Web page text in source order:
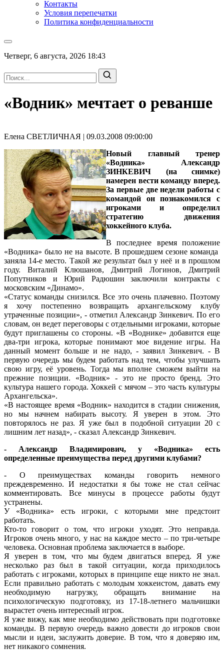
Контакты
Условия перепечатки
Политика конфиденциальности
Четверг, 6 августа, 2026 18:43
«Водник» мечтает о реванше
Елена СВЕТЛИЧНАЯ | 09.03.2008 09:00:00
Новый главный тренер
«Водника» Александр
ЗИНКЕВИЧ (на снимке)
намерен вести команду вперед.
За первые две недели работы с
командой он познакомился с
игроками и определил
стратегию движения
хоккейного клуба.
В последнее время положение
«Водника» было не на высоте. В прошедшем сезоне команда
заняла 14-е место. Такой же результат был у неё и в прошлом
году. Виталий Клюшанов, Дмитрий Логинов, Дмитрий
Попутников и Юрий Радюшин заключили контракты с
московским «Динамо».
«Статус команды снизился. Все это очень плачевно. Поэтому
я хочу постепенно возвращать архангельскому клубу
утраченные позиции», - отметил Александр Зинкевич. По его
словам, он ведет переговоры с отдельными игроками, которые
будут приглашены со стороны. «В «Воднике» добавится еще
два-три игрока, которые понимают мое видение игры. На
данный момент больше и не надо, - заявил Зинкевич. - В
первую очередь мы будем работать над тем, чтобы улучшать
свою игру, её уровень. Тогда мы вполне сможем выйти на
прежние позиции. «Водник» - это не просто бренд. Это
культура нашего города. Хоккей с мячом – это часть культуры
Архангельска».
«В настоящее время «Водник» находится в стадии снижения,
но мы начнем набирать высоту. Я уверен в этом. Это
повторялось не раз. Я уже был в подобной ситуации 20 с
лишним лет назад», - сказал Александр Зинкевич.
- Александр Владимирович, у «Водника» есть
определенные преимущества перед другими клубами?
- О преимуществах команды говорить немного
преждевременно. И недостатки я бы тоже не стал сейчас
комментировать. Все минусы в процессе работы будут
устранены.
У «Водника» есть игроки, с которыми мне предстоит
работать.
Кто-то говорит о том, что игроки уходят. Это неправда.
Игроков очень много, у нас на каждое место – по три-четыре
человека. Основная проблема заключается в выборе.
Я уверен в том, что мы будем двигаться вперед. Я уже
несколько раз был в такой ситуации, когда приходилось
работать с игроками, которых в принципе еще никто не знал.
Если правильно работать с молодым хоккеистом, давать ему
необходимую нагрузку, обращать внимание на
психологическую подготовку, из 17-18-летнего мальчишки
вырастет очень интересный игрок.
Я уже вижу, как мне необходимо действовать при подготовке
команды. В первую очередь важно довести до игроков свои
мысли и идеи, заслужить доверие. В том, что я доверяю им,
нет никакого сомнения.